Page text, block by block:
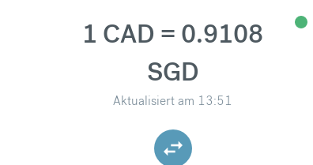
1 CAD = 0.9108
SGD
Aktualisiert am 13:51